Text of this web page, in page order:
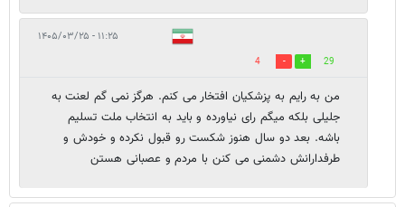
۱۱:۲۵ - ۱۴۰۵/۰۳/۲۵
29
4
من به رایم به پزشکیان افتخار می کنم. هرگز نمی گم لعنت به
جلیلی بلکه میگم رای نیاورده و باید به انتخاب ملت تسلیم
باشه. بعد دو سال هنوز شکست رو قبول نکرده و خودش و
طرفدارانش دشمنی می کنن با مردم و عصبانی هستن